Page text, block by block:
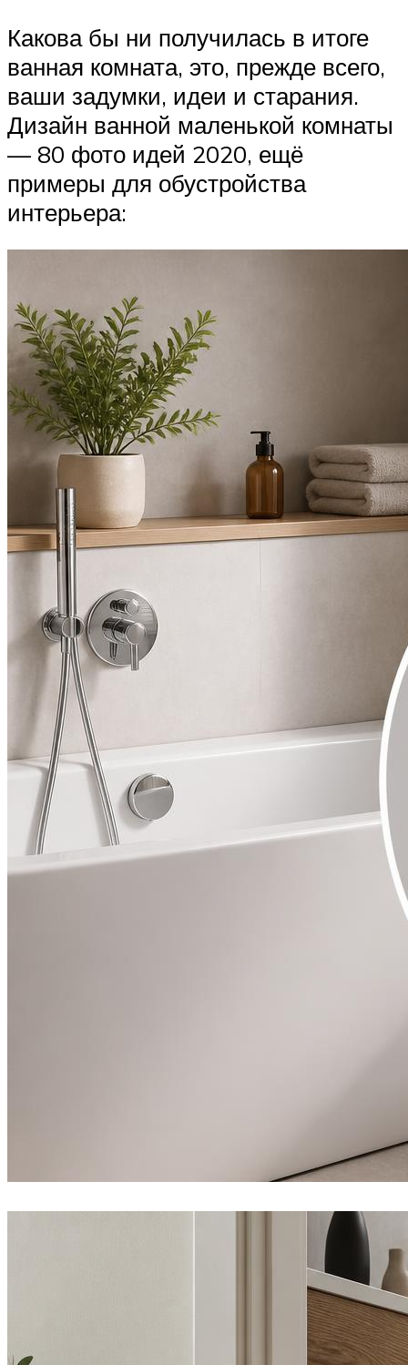
Какова бы ни получилась в итоге
ванная комната, это, прежде всего,
ваши задумки, идеи и старания.
Дизайн ванной маленькой комнаты
— 80 фото идей 2020, ещё
примеры для обустройства
интерьера: